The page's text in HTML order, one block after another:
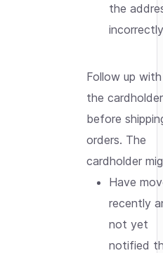
the
Follow up with
the cardholder
before
orders. The
cardholder
Have
recently
not yet
notified